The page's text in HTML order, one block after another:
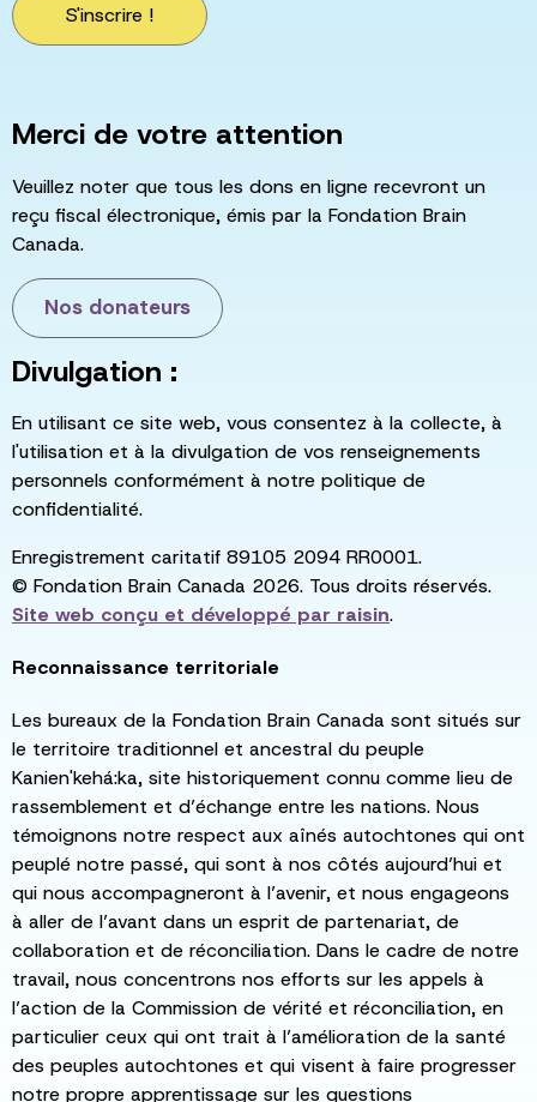
S'inscrire !
Merci de votre attention
Veuillez noter que tous les dons en ligne recevront un
reçu fiscal électronique, émis par la Fondation Brain
Canada.
Nos donateurs
Divulgation :
En utilisant ce site web, vous consentez à la collecte, à
l'utilisation et à la divulgation de vos renseignements
personnels conformément à notre politique de
confidentialité.
Enregistrement caritatif 89105 2094 RR0001.
© Fondation Brain Canada 2026. Tous droits réservés.
Site web conçu et développé par raisin.
Reconnaissance territoriale
Les bureaux de la Fondation Brain Canada sont situés sur
le territoire traditionnel et ancestral du peuple
Kanien'kehá:ka, site historiquement connu comme lieu de
rassemblement et d’échange entre les nations. Nous
témoignons notre respect aux aînés autochtones qui ont
peuplé notre passé, qui sont à nos côtés aujourd’hui et
qui nous accompagneront à l’avenir, et nous engageons
à aller de l’avant dans un esprit de partenariat, de
collaboration et de réconciliation. Dans le cadre de notre
travail, nous concentrons nos efforts sur les appels à
l’action de la Commission de vérité et réconciliation, en
particulier ceux qui ont trait à l’amélioration de la santé
des peuples autochtones et qui visent à faire progresser
notre propre apprentissage sur les questions